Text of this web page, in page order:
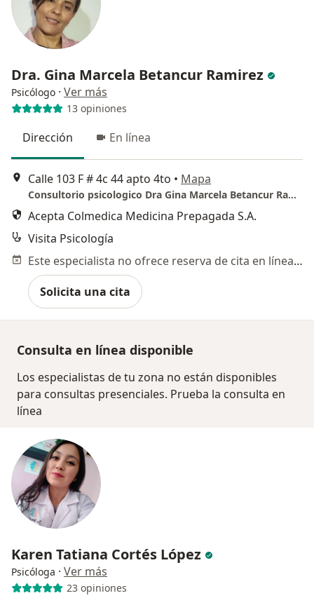
Dra. Gina Marcela Betancur Ramirez
Psicólogo · Ver más
13 opiniones
Dirección En línea
Calle 103 F # 4c 44 apto 4to • Mapa
Consultorio psicologico Dra Gina Marcela Betancur Ramirez
Acepta Colmedica Medicina Prepagada S.A.
Visita Psicología
Este especialista no ofrece reserva de cita en línea en esta dirección.
Solicita una cita
Consulta en línea disponible
Los especialistas de tu zona no están disponibles
para consultas presenciales. Prueba la consulta en
línea
Karen Tatiana Cortés López
Psicóloga · Ver más
23 opiniones